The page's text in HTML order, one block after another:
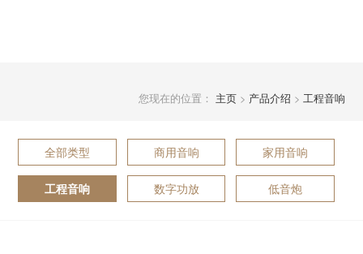
您现在的位置： 主页> 产品介绍 > 工程音响
全部类型 商用音响 家用音响
工程音响 数字功放 低音炮